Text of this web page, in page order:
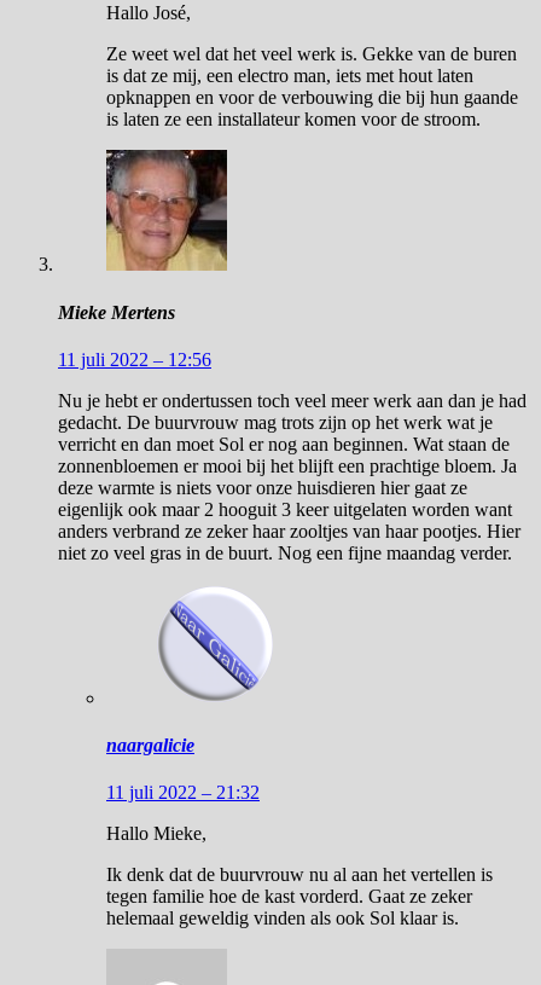
Hallo José,
Ze weet wel dat het veel werk is. Gekke van de buren
is dat ze mij, een electro man, iets met hout laten
opknappen en voor de verbouwing die bij hun gaande
is laten ze een installateur komen voor de stroom.
Mieke Mertens
11 juli 2022 – 12:56
Nu je hebt er ondertussen toch veel meer werk aan dan je had
gedacht. De buurvrouw mag trots zijn op het werk wat je
verricht en dan moet Sol er nog aan beginnen. Wat staan de
zonnenbloemen er mooi bij het blijft een prachtige bloem. Ja
deze warmte is niets voor onze huisdieren hier gaat ze
eigenlijk ook maar 2 hooguit 3 keer uitgelaten worden want
anders verbrand ze zeker haar zooltjes van haar pootjes. Hier
niet zo veel gras in de buurt. Nog een fijne maandag verder.
naargalicie
11 juli 2022 – 21:32
Hallo Mieke,
Ik denk dat de buurvrouw nu al aan het vertellen is
tegen familie hoe de kast vorderd. Gaat ze zeker
helemaal geweldig vinden als ook Sol klaar is.